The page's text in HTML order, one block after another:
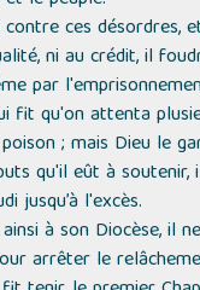
ces désordres,
ni au crédit, il
par
fit qu'on attenta
; mais Dieu le
qu'il eût à
jusqu’à l'excès.
à son Diocèse, il
arrêter le